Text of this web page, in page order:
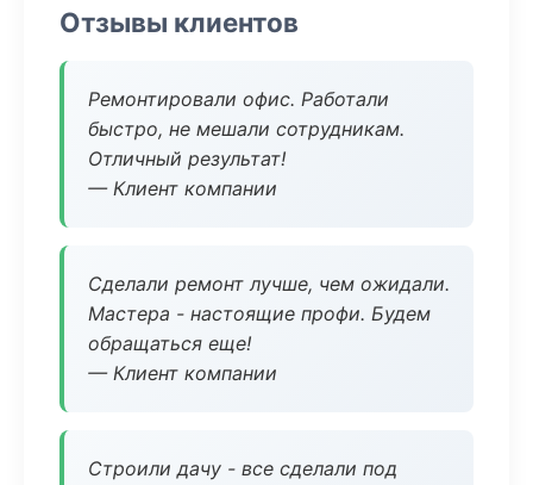
Отзывы клиентов
Ремонтировали офис. Работали
быстро, не мешали сотрудникам.
Отличный результат!
— Клиент компании
Сделали ремонт лучше, чем ожидали.
Мастера - настоящие профи. Будем
обращаться еще!
— Клиент компании
Строили дачу - все сделали под